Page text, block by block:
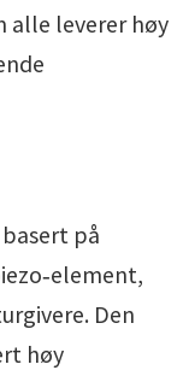
alle leverer høy
på
Den
høy